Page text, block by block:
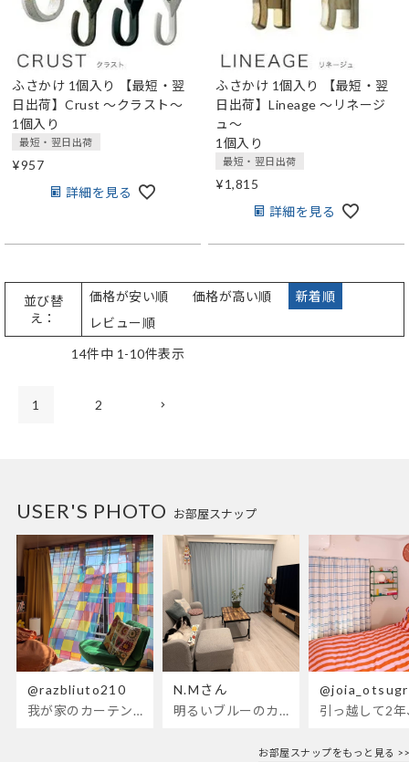
ふさかけ 1個入り
【最短・翌
日出荷】Crust ～クラスト～
1個入り
最短・翌日出荷
¥957
詳細を見る
ふさかけ 1個入り
【最短・翌
日出荷】Lineage ～リネージ
ュ～
1個入り
最短・翌日出荷
¥1,815
詳細を見る
並び替
え
価格が安い順 価格が高い順
新着順
レビュー順
14件中 1 -10件表示
1 2
お部屋スナップ
USER'S PHOTO
@razbliuto210
我が家のカーテンが新しくなりました🌼早起きが超絶苦手な私が、思わず朝カーテンを開けて光合成するようになったステンドグラスカーテン…！
N.Mさん
明るいブルーのカーテンで、部屋全体が明るく。白を基調とした部屋にぴったりです。
お部屋スナップをもっと見る >>